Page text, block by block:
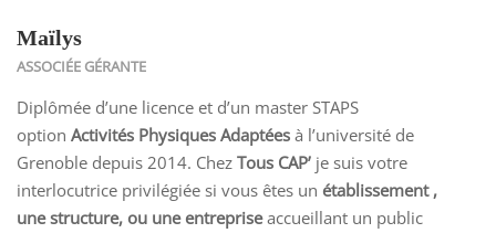
Maïlys
ASSOCIÉE GÉRANTE
Diplômée d’une licence et d’un master STAPS
option Activités Physiques Adaptées à l’université de
Grenoble depuis 2014. Chez Tous CAP’ je suis votre
interlocutrice privilégiée si vous êtes un établissement ,
une structure, ou une entrepriseaccueillant un public